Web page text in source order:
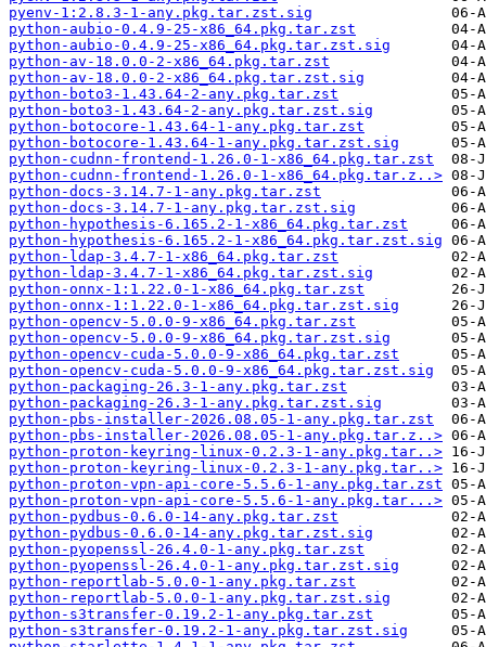
pyenv-1:2.8.3-1-any.pkg.tar.zst.sig
python-aubio-0.4.9-25-x86_64.pkg.tar.zst
python-aubio-0.4.9-25-x86_64.pkg.tar.zst.sig
python-av-18.0.0-2-x86_64.pkg.tar.zst
python-av-18.0.0-2-x86_64.pkg.tar.zst.sig
python-boto3-1.43.64-2-any.pkg.tar.zst
python-boto3-1.43.64-2-any.pkg.tar.zst.sig
python-botocore-1.43.64-1-any.pkg.tar.zst
python-botocore-1.43.64-1-any.pkg.tar.zst.sig
python-cudnn-frontend-1.26.0-1-x86_64.pkg.tar.zst
python-cudnn-frontend-1.26.0-1-x86_64.pkg.tar.z..>
python-docs-3.14.7-1-any.pkg.tar.zst
python-docs-3.14.7-1-any.pkg.tar.zst.sig
python-hypothesis-6.165.2-1-x86_64.pkg.tar.zst
python-hypothesis-6.165.2-1-x86_64.pkg.tar.zst.sig
python-ldap-3.4.7-1-x86_64.pkg.tar.zst
python-ldap-3.4.7-1-x86_64.pkg.tar.zst.sig
python-onnx-1:1.22.0-1-x86_64.pkg.tar.zst
python-onnx-1:1.22.0-1-x86_64.pkg.tar.zst.sig
python-opencv-5.0.0-9-x86_64.pkg.tar.zst
python-opencv-5.0.0-9-x86_64.pkg.tar.zst.sig
python-opencv-cuda-5.0.0-9-x86_64.pkg.tar.zst
python-opencv-cuda-5.0.0-9-x86_64.pkg.tar.zst.sig
python-packaging-26.3-1-any.pkg.tar.zst
python-packaging-26.3-1-any.pkg.tar.zst.sig
python-pbs-installer-2026.08.05-1-any.pkg.tar.zst
python-pbs-installer-2026.08.05-1-any.pkg.tar.z..>
python-proton-keyring-linux-0.2.3-1-any.pkg.tar..>
python-proton-keyring-linux-0.2.3-1-any.pkg.tar..>
python-proton-vpn-api-core-5.5.6-1-any.pkg.tar.zst
python-proton-vpn-api-core-5.5.6-1-any.pkg.tar...>
python-pydbus-0.6.0-14-any.pkg.tar.zst
python-pydbus-0.6.0-14-any.pkg.tar.zst.sig
python-pyopenssl-26.4.0-1-any.pkg.tar.zst
python-pyopenssl-26.4.0-1-any.pkg.tar.zst.sig
python-reportlab-5.0.0-1-any.pkg.tar.zst
python-reportlab-5.0.0-1-any.pkg.tar.zst.sig
python-s3transfer-0.19.2-1-any.pkg.tar.zst
python-s3transfer-0.19.2-1-any.pkg.tar.zst.sig